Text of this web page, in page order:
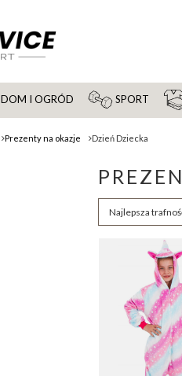
DOM I OGRÓD SPORT
Prezenty na okazje Dzień Dziecka
Zmień
Najlepsza